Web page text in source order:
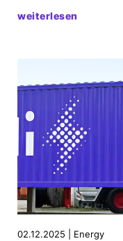
weiterlesen
02.12.2025 | Energy